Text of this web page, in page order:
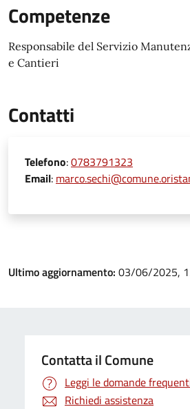
Competenze
Responsabile del Servizio
e Cantieri
Contatti
Telefono:0783791323
Email:
Ultimo aggiornamento: 03/06/2025,
Contatta il Comune
Leggi le domande
Richiedi assistenza